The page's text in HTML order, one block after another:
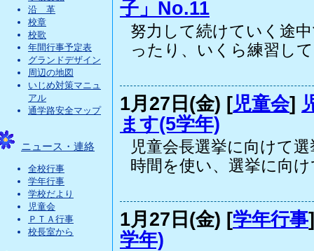
沿 革
校章
校歌
年間行事予定表
グランドデザイン
周辺の地図
いじめ対策マニュ
アル
通学路安全マップ
ニュース・連絡
全校行事
学年行事
学校だより
児童会
ＰＴＡ行事
校長室から
子」No.11
努力して続けていく途
ったり、いくら練習し
1月27日(金) [児童会]
ます(5学年)
児童会長選挙に向けて
時間を使い、選挙に向け
1月27日(金) [学年行事
学年)